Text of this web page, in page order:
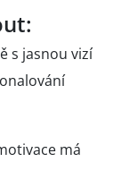
s jasnou vizí
má